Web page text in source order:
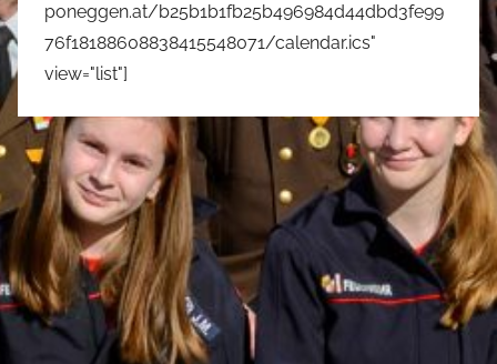
poneggen.at/b25b1b1fb25b496984d44dbd3fe99
76f18188608838415548071/calendar.ics"
view="list"]